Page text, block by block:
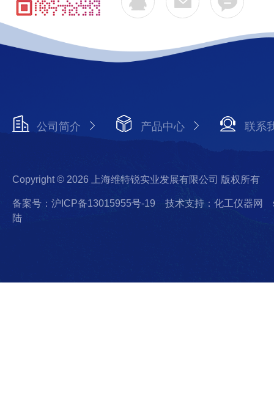
公司简介 产品中心 联系
Copyright © 2026 上海维特锐实业发展有限公司 版权所有
备案号：沪ICP备13015955号-19 技术支持：化工仪器网
陆